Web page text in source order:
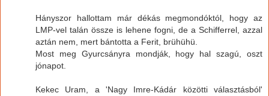
Hányszor hallottam már dékás megmondóktól, hogy az
LMP-vel talán össze is lehene fogni, de a Schifferrel, azzal
aztán nem, mert bántotta a Ferit, brühühü.
Most meg Gyurcsányra mondják, hogy hal szagú, oszt
jónapot.
Kekec Uram, a 'Nagy Imre-Kádár közötti választásból'